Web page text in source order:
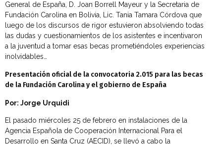
General de España, D. Joan Borrell Mayeur y la Secretaria de
Fundación Carolina en Bolivia, Lic. Tania Tamara Córdova que
luego de los discursos de rigor estuvieron absolviendo todas
las dudas y cuestionamientos de los asistentes e incentivaron
a la juventud a tomar esas becas prometiéndoles experiencias
inolvidables…
Presentación oficial de la convocatoria 2.015 para las becas
de la Fundación Carolina y el gobierno de España
Por: Jorge Urquidi
El pasado miércoles 25 de febrero en instalaciones de la
Agencia Española de Cooperación Internacional Para el
Desarrollo en Santa Cruz (AECID), se llevó a cabo la